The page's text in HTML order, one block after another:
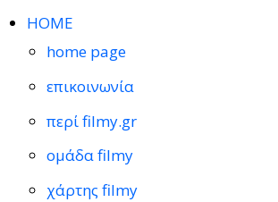
HOME
home page
επικοινωνία
περί filmy.gr
ομάδα filmy
χάρτης filmy